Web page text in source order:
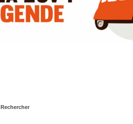
Rechercher